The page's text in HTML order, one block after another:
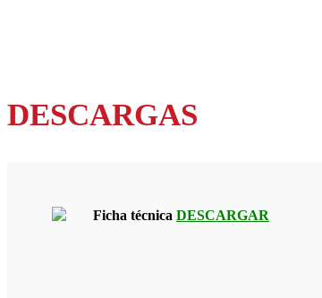
DESCARGAS
Ficha técnica DESCARGAR